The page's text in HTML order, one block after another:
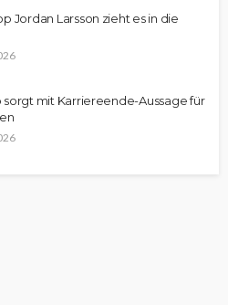
Jordan Larsson zieht es in die
sorgt mit Karriereende-Aussage für